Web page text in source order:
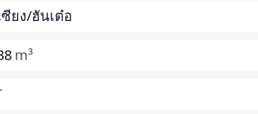
ซียง/ฮันเต๋อ
m³